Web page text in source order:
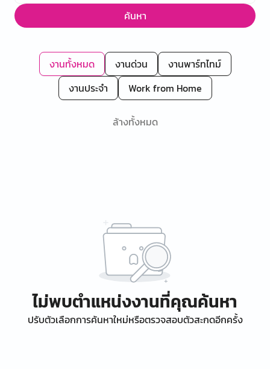
ค้นหา
งานทั้งหมด งานด่วน
งานพาร์ทไทม์
งานประจำ
Work from Home
ล้างทั้งหมด
ไม่พบตำแหน่งงานที่คุณค้นหา
ปรับตัวเลือกการค้นหาใหม่หรือตรวจสอบตัวสะกดอีกครั้ง